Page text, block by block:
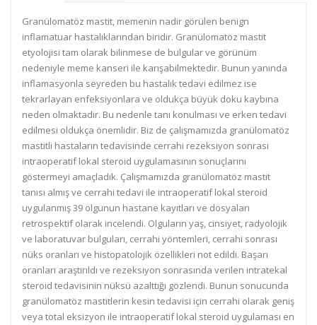
Granülomatöz mastit, memenin nadir görülen benign
inflamatuar hastalıklarından biridir. Granülomatöz mastit
etyolojisi tam olarak bilinmese de bulgular ve görünüm
nedeniyle meme kanseri ile karışabilmektedir. Bunun yanında
inflamasyonla seyreden bu hastalık tedavi edilmez ise
tekrarlayan enfeksiyonlara ve oldukça büyük doku kaybına
neden olmaktadır. Bu nedenle tanı konulması ve erken tedavi
edilmesi oldukça önemlidir. Biz de çalışmamızda granülomatöz
mastitli hastaların tedavisinde cerrahi rezeksiyon sonrası
intraoperatif lokal steroid uygulamasının sonuçlarını
göstermeyi amaçladık. Çalışmamızda granülomatöz mastit
tanısı almış ve cerrahi tedavi ile intraoperatif lokal steroid
uygulanmış 39 olgunun hastane kayıtları ve dosyaları
retrospektif olarak incelendi. Olguların yaş, cinsiyet, radyolojik
ve laboratuvar bulguları, cerrahi yöntemleri, cerrahi sonrası
nüks oranları ve histopatolojik özellikleri not edildi. Başarı
oranları araştırıldı ve rezeksiyon sonrasında verilen intratekal
steroid tedavisinin nüksü azalttığı gözlendi. Bunun sonucunda
granülomatöz mastitlerin kesin tedavisi için cerrahi olarak geniş
veya total eksizyon ile intraoperatif lokal steroid uygulaması en